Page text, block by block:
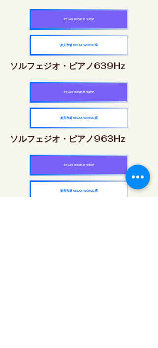
RELAX WORLD SHOP
楽天市場 RELAX WORLD店
ソルフェジオ・ピアノ639Hz
RELAX WORLD SHOP
楽天市場 RELAX WORLD店
ソルフェジオ・ピアノ963Hz
RELAX WORLD SHOP
楽天市場 RELAX WORLD店